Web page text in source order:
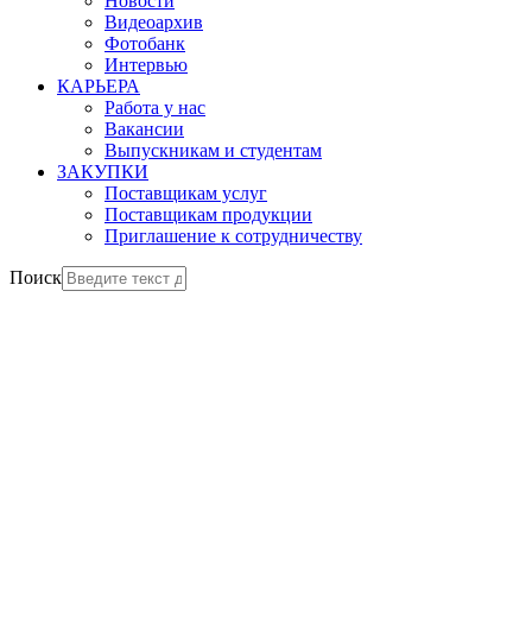
Видеоархив
Фотобанк
Интервью
КАРЬЕРА
Работа у нас
Вакансии
Выпускникам и студентам
ЗАКУПКИ
Поставщикам услуг
Поставщикам продукции
Приглашение к сотрудничеству
Поиск